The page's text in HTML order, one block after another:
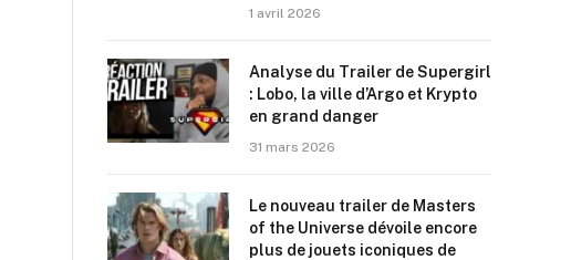
1 avril 2026
Analyse du Trailer de Supergirl
: Lobo, la ville d’Argo et Krypto
en grand danger
31 mars 2026
Le nouveau trailer de Masters
of the Universe dévoile encore
plus de jouets iconiques de